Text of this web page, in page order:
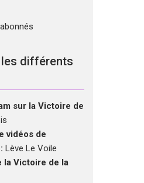
les différents
sur la Victoire de
vidéos de
Lève Le Voile
la Victoire de la